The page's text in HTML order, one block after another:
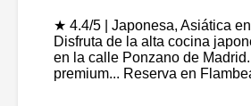
★ 4.4/5 | Japonesa, Asiática
Disfruta de la alta cocina
en la calle Ponzano de
premium... Reserva en